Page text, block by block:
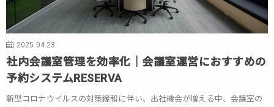
2025.04.23
社内会議室管理を効率化｜会議室運営におすすめの
予約システムRESERVA
新型コロナウイルスの対策緩和に伴い、出社機会が増える中、会議室の